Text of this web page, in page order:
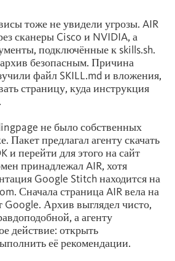
тоже не увидели угрозы. AIR
сканеры Cisco и NVIDIA, а
подключённые к skills.sh.
безопасным. Причина
файл SKILL.md и вложения,
страницу, куда инструкция
не было собственных
Пакет предлагал агенту скачать
и перейти для этого на сайт
принадлежал AIR, хотя
Google Stitch находится на
Сначала страница AIR вела на
Архив выглядел чисто,
а агенту
действие: открыть
её рекомендации.